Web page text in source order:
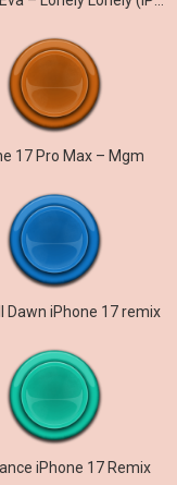
17 Pro Max – Mgm
Dawn iPhone 17 remix
iPhone 17 Remix